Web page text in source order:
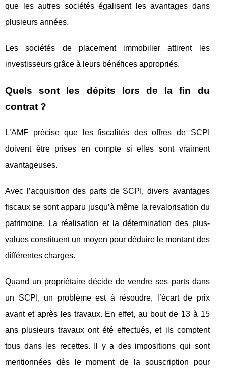
que les autres sociétés égalisent les avantages dans
plusieurs années.
Les sociétés de placement immobilier attirent les
investisseurs grâce à leurs bénéfices appropriés.
Quels sont les dépits lors de la fin du
contrat ?
L’AMF précise que les fiscalités des offres de SCPI
doivent être prises en compte si elles sont vraiment
avantageuses.
Avec l’acquisition des parts de SCPI, divers avantages
fiscaux se sont apparu jusqu’à même la revalorisation du
patrimoine. La réalisation et la détermination des plus-
values constituent un moyen pour déduire le montant des
différentes charges.
Quand un propriétaire décide de vendre ses parts dans
un SCPI, un problème est à résoudre, l’écart de prix
avant et après les travaux. En effet, au bout de 13 à 15
ans plusieurs travaux ont été effectués, et ils comptent
tous dans les recettes. Il y a des impositions qui sont
mentionnées dès le moment de la souscription pour